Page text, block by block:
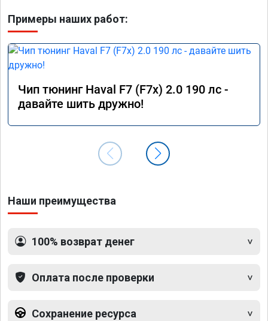
Примеры наших работ:
Чип тюнинг Haval F7 (F7x) 2.0 190 лс -
давайте шить дружно!
Наши преимущества
100% возврат денег
Оплата после проверки
Сохранение ресурса